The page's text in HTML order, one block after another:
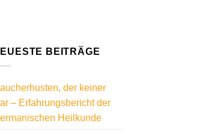
BEITRÄGE
der keiner
– Erfahrungsbericht der
Heilkunde